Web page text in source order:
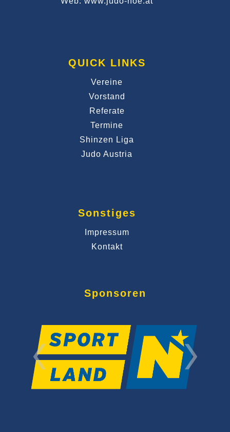
QUICK LINKS
Vereine
Vorstand
Referate
Termine
Shinzen Liga
Judo Austria
Sonstiges
Impressum
Kontakt
Sponsoren